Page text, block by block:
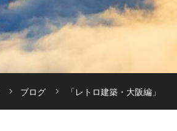
ブログ 「レトロ建築・大阪編」